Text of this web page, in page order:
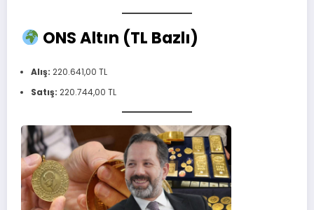
ONS Altın (TL Bazlı)
Alış: 220.641,00 TL
Satış: 220.744,00 TL